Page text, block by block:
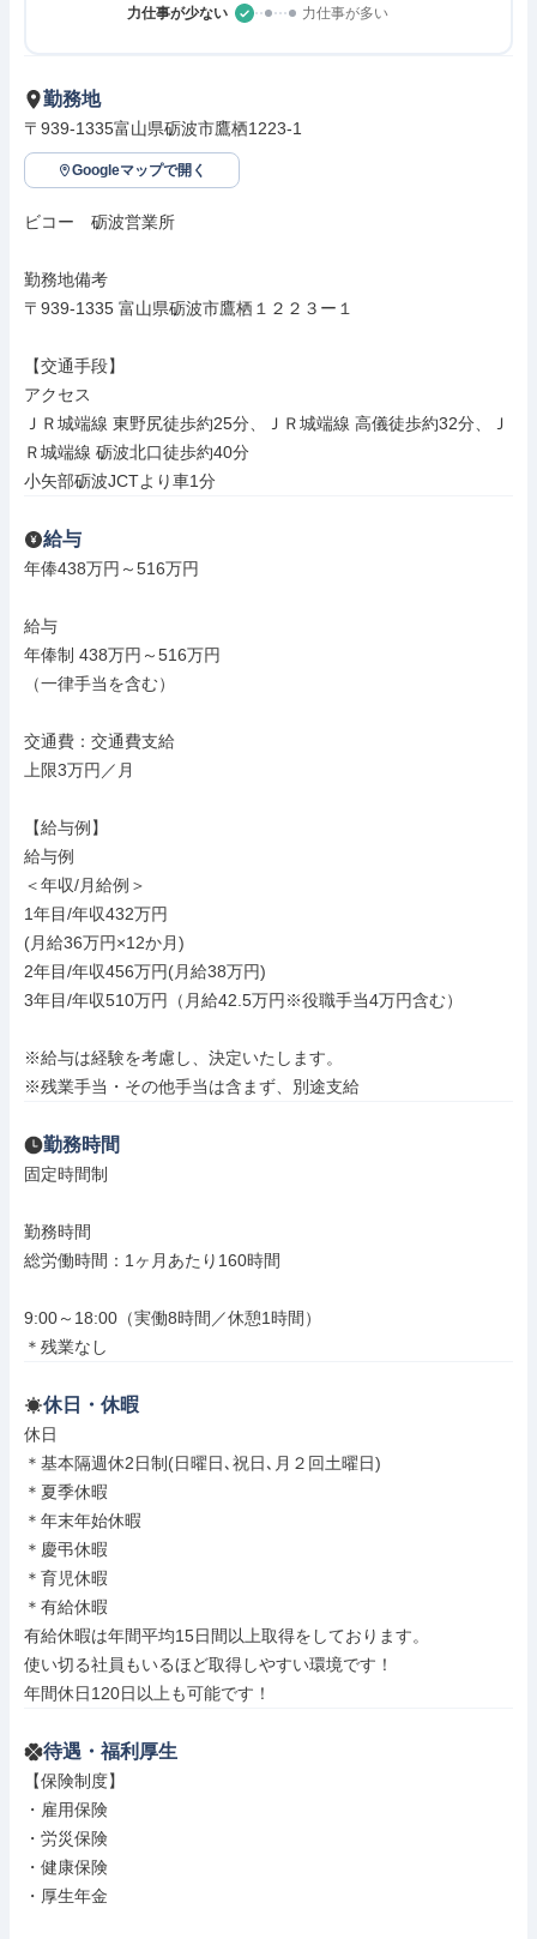
力仕事が少ない 力仕事が多い
勤務地
〒939-1335富山県砺波市鷹栖1223-1
Googleマップで開く
ビコー　砺波営業所
勤務地備考
〒939-1335 富山県砺波市鷹栖１２２３ー１
【交通手段】
アクセス
ＪＲ城端線 東野尻徒歩約25分、ＪＲ城端線 高儀徒歩約32分、Ｊ
Ｒ城端線 砺波北口徒歩約40分
小矢部砺波JCTより車1分
給与
年俸438万円～516万円
給与
年俸制 438万円～516万円
（一律手当を含む）
交通費：交通費支給
上限3万円／月
【給与例】
給与例
＜年収/月給例＞
1年目/年収432万円
(月給36万円×12か月)
2年目/年収456万円(月給38万円)
3年目/年収510万円（月給42.5万円※役職手当4万円含む）
※給与は経験を考慮し、決定いたします。
※残業手当・その他手当は含まず、別途支給
勤務時間
固定時間制
勤務時間
総労働時間：1ヶ月あたり160時間
9:00～18:00（実働8時間／休憩1時間）
＊残業なし
休日・休暇
休日
＊基本隔週休2日制(日曜日､祝日､月２回土曜日)
＊夏季休暇
＊年末年始休暇
＊慶弔休暇
＊育児休暇
＊有給休暇
有給休暇は年間平均15日間以上取得をしております。
使い切る社員もいるほど取得しやすい環境です！
年間休日120日以上も可能です！
待遇・福利厚生
【保険制度】
・雇用保険
・労災保険
・健康保険
・厚生年金